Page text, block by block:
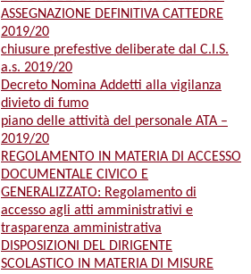
ASSEGNAZIONE DEFINITIVA CATTEDRE
2019/20
chiusure prefestive deliberate dal C.I.S.
a.s. 2019/20
Decreto Nomina Addetti alla vigilanza
divieto di fumo
piano delle attività del personale ATA –
2019/20
REGOLAMENTO IN MATERIA DI ACCESSO
DOCUMENTALE CIVICO E
GENERALIZZATO: Regolamento di
accesso agli atti amministrativi e
trasparenza amministrativa
DISPOSIZIONI DEL DIRIGENTE
SCOLASTICO IN MATERIA DI MISURE